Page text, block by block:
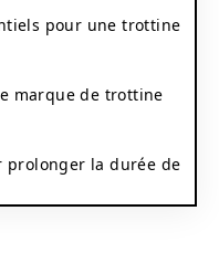
pour une trottine
marque de trottine
prolonger la durée de